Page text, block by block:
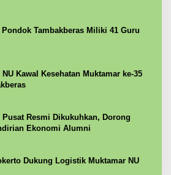
Pondok Tambakberas Miliki 41 Guru
NU Kawal Kesehatan Muktamar ke-35
Pusat Resmi Dikukuhkan, Dorong
Ekonomi Alumni
Dukung Logistik Muktamar NU